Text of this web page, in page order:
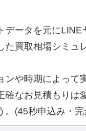
データを元にLINE
た買取相場シミュ
ンや時期によって
確なお見積もりは
。(45秒申込み・